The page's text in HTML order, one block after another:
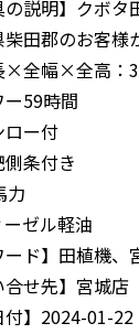
説明】 クボタ
田郡のお客様
×全幅×全高：
59時間
ー付
条付き
力
ゼル軽油
ド】 田植機、
せ先】 宮城
】 2024-01-22